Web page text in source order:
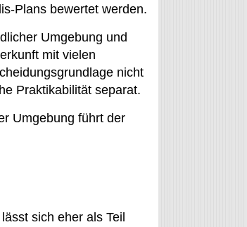
Plans bewertet werden.
Umgebung und
mit vielen
nicht
Praktikabilität separat.
Umgebung führt der
sich eher als Teil